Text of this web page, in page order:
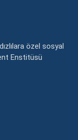
özel sosyal
Enstitüsü